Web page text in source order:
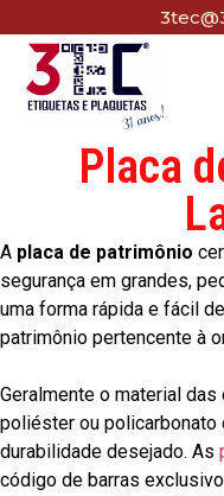
Placa
A placa de patrimônio
segurança em grandes,
uma forma rápida e fácil
patrimônio pertencente à
Geralmente o material
poliéster ou
durabilidade desejado. As
código de barras